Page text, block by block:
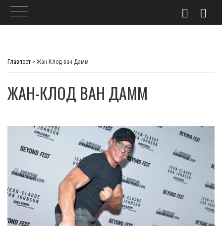
Главпост > Жан-Клод ван Дамм
ЖАН-КЛОД ВАН ДАММ